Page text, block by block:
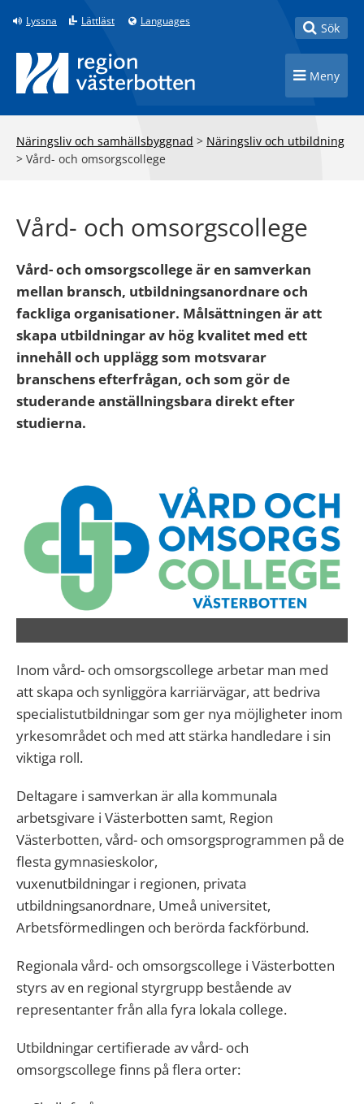
Till innehåll på sidan
Lyssna Lättläst Languages Toggle
Sök
Toggle
Meny
Näringsliv och samhällsbyggnad > Näringsliv och utbildning
> Vård- och omsorgscollege
Vård- och omsorgscollege
Vård- och omsorgscollege är en samverkan
mellan bransch, utbildningsanordnare och
fackliga organisationer. Målsättningen är att
skapa utbildningar av hög kvalitet med ett
innehåll och upplägg som motsvarar
branschens efterfrågan, och som gör de
studerande anställningsbara direkt efter
studierna.
Inom vård- och omsorgscollege arbetar man med
att skapa och synliggöra karriärvägar, att bedriva
specialistutbildningar som ger nya möjligheter inom
yrkesområdet och med att stärka handledare i sin
viktiga roll.
Deltagare i samverkan är alla kommunala
arbetsgivare i Västerbotten samt, Region
Västerbotten, vård- och omsorgsprogrammen på de
flesta gymnasieskolor,
vuxenutbildningar i regionen, privata
utbildningsanordnare, Umeå universitet,
Arbetsförmedlingen och berörda fackförbund.
Regionala vård- och omsorgscollege i Västerbotten
styrs av en regional styrgrupp bestående av
representanter från alla fyra lokala college.
Utbildningar certifierade av vård- och
omsorgscollege finns på flera orter: